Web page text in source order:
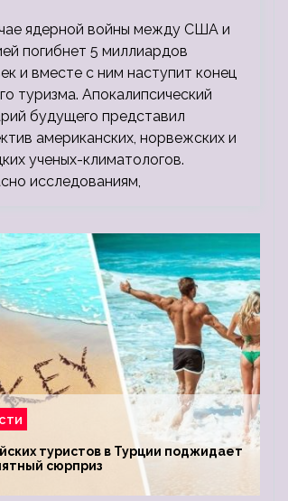
ядерной войны между США и
погибнет 5 миллиардов
и вместе с ним наступит конец
туризма. Апокалипсический
будущего представил
американских, норвежских и
ученых-климатологов.
исследованиям,
туристов в Турции поджидает
сюрприз